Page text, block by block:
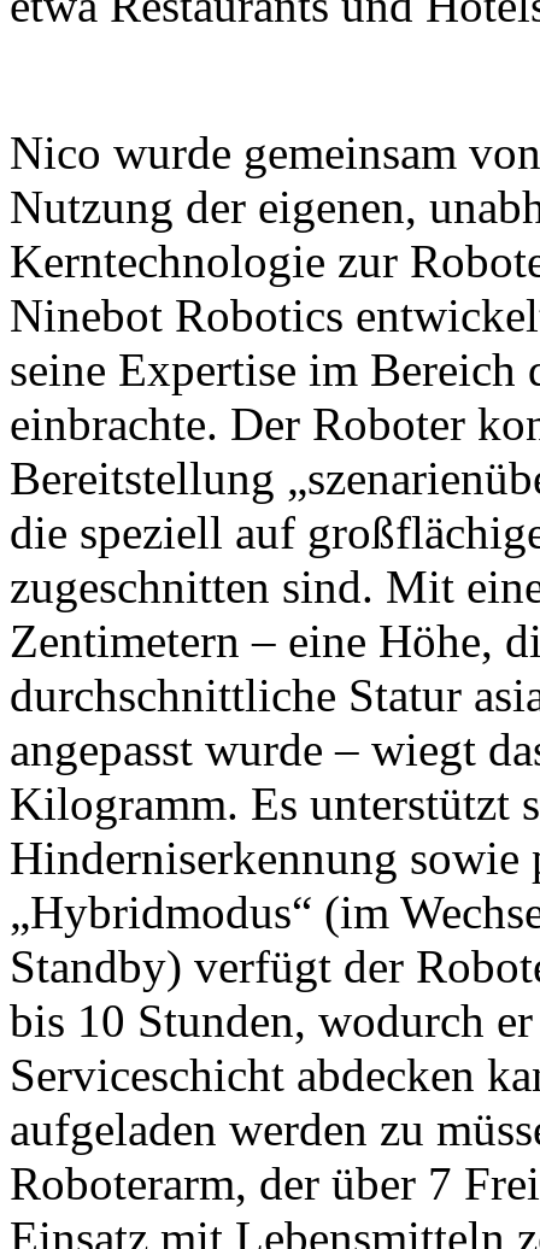
Nico wurde gemeinsam
Nutzung der eigenen,
Kerntechnologie zur
Ninebot Robotics
seine Expertise im
einbrachte. Der Roboter
Bereitstellung
die speziell auf
zugeschnitten sind. Mit
Zentimetern – eine Höhe,
durchschnittliche Statur
angepasst wurde – wiegt
Kilogramm. Es unterstützt
Hinderniserkennung sowie
„Hybridmodus“ (im
Standby) verfügt der
bis 10 Stunden, wodurch
Serviceschicht abdecken
aufgeladen werden zu
Roboterarm, der über 7
Einsatz mit Lebensmitteln